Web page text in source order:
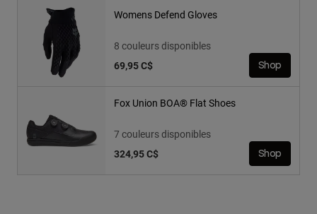
Womens Defend Gloves
8 couleurs disponibles
69,95 C$
Shop
Fox Union BOA® Flat Shoes
7 couleurs disponibles
324,95 C$
Shop